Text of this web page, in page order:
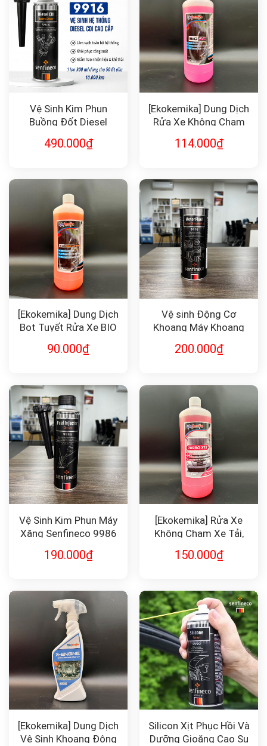
Vệ Sinh Kim Phun
Buồng Đốt Diesel
490.000₫
[Ekokemika] Dung Dịch
Rửa Xe Không Chạm
114.000₫
[Ekokemika] Dung Dịch
Bọt Tuyết Rửa Xe BIO
90.000₫
Vệ sinh Động Cơ
Khoang Máy Khoang
200.000₫
Vệ Sinh Kim Phun Máy
Xăng Senfineco 9986
190.000₫
[Ekokemika] Rửa Xe
Không Chạm Xe Tải,
150.000₫
[Ekokemika] Dung Dịch
Vệ Sinh Khoang Động
Silicon Xịt Phục Hồi Và
Dưỡng Gioăng Cao Su